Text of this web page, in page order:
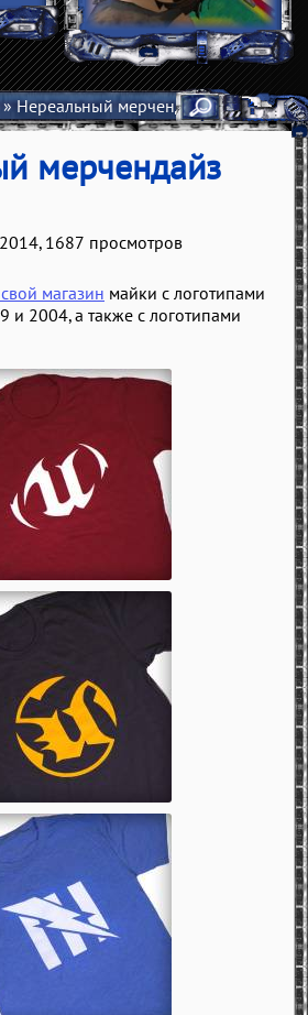
» Нереальный мерчендайз
мерчендайз
, 1687 просмотров
магазин майки с логотипами
и 2004, а также с логотипами